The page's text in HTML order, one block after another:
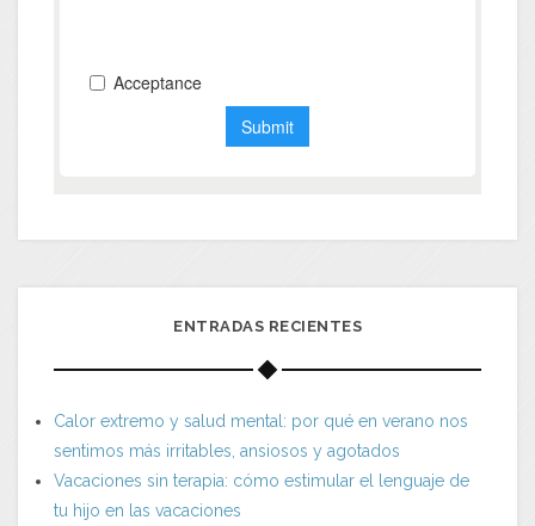
ENTRADAS RECIENTES
Calor extremo y salud mental: por qué en verano nos
sentimos más irritables, ansiosos y agotados
Vacaciones sin terapia: cómo estimular el lenguaje de
tu hijo en las vacaciones